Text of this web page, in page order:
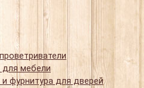
мебели
фурнитура для дверей